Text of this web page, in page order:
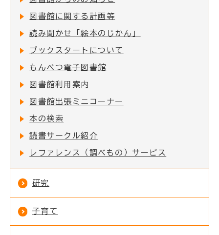
図書館に関する計画等
読み聞かせ「絵本のじかん」
ブックスタートについて
もんべつ電子図書館
図書館利用案内
図書館出張ミニコーナー
本の検索
読書サークル紹介
レファレンス（調べもの）サービス
研究
子育て